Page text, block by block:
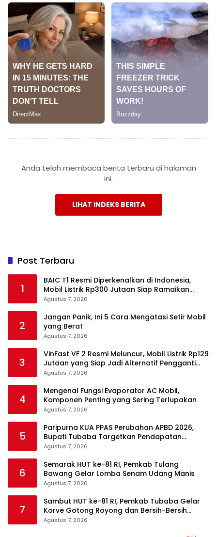
Anda telah membaca berita terbaru di halaman
ini.
LIHAT INDEKS BERITA
Post Terbaru
1
BAIC T1 Resmi Diperkenalkan di Indonesia,
Mobil Listrik Rp300 Jutaan Siap Ramaikan
Pasar EV
Agustus 7, 2026
2
Jangan Panik, Ini 5 Cara Mengatasi Setir Mobil
yang Berat
Agustus 7, 2026
3
VinFast VF 2 Resmi Meluncur, Mobil Listrik Rp129
Jutaan yang Siap Jadi Alternatif Pengganti
Motor
Agustus 7, 2026
4
Mengenal Fungsi Evaporator AC Mobil,
Komponen Penting yang Sering Terlupakan
Agustus 7, 2026
5
Paripurna KUA PPAS Perubahan APBD 2026,
Bupati Tubaba Targetkan Pendapatan
Daerah Rp820,3 Miliar
Agustus 7, 2026
6
Semarak HUT ke-81 RI, Pemkab Tulang
Bawang Gelar Lomba Senam Udang Manis
Agustus 7, 2026
7
Sambut HUT ke-81 RI, Pemkab Tubaba Gelar
Korve Gotong Royong dan Bersih-Bersih
Serentak
Agustus 7, 2026